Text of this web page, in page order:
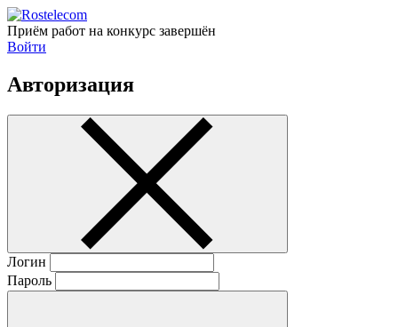
Приём работ на конкурс завершён
Войти
Авторизация
Логин
Пароль